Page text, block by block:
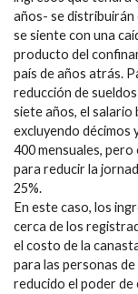
años- se distribuirán
se siente con una
producto del
país de años atrás.
reducción de
siete años, el salario
excluyendo décimos
400 mensuales,
para reducir la
25%.
En este caso, los
cerca de los
el costo de la
para las personas
reducido el poder de